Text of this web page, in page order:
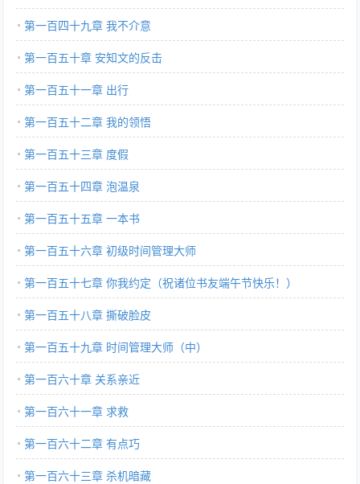
第一百四十九章 我不介意
第一百五十章 安知文的反击
第一百五十一章 出行
第一百五十二章 我的领悟
第一百五十三章 度假
第一百五十四章 泡温泉
第一百五十五章 一本书
第一百五十六章 初级时间管理大师
第一百五十七章 你我约定（祝诸位书友端午节快乐！）
第一百五十八章 撕破脸皮
第一百五十九章 时间管理大师（中）
第一百六十章 关系亲近
第一百六十一章 求救
第一百六十二章 有点巧
第一百六十三章 杀机暗藏